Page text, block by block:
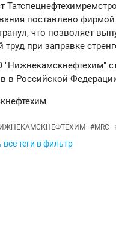
поставлено
что позволяет
при заправке
"Нижнекамскнефтехим"
в Российской
#MRC
теги в фильтр